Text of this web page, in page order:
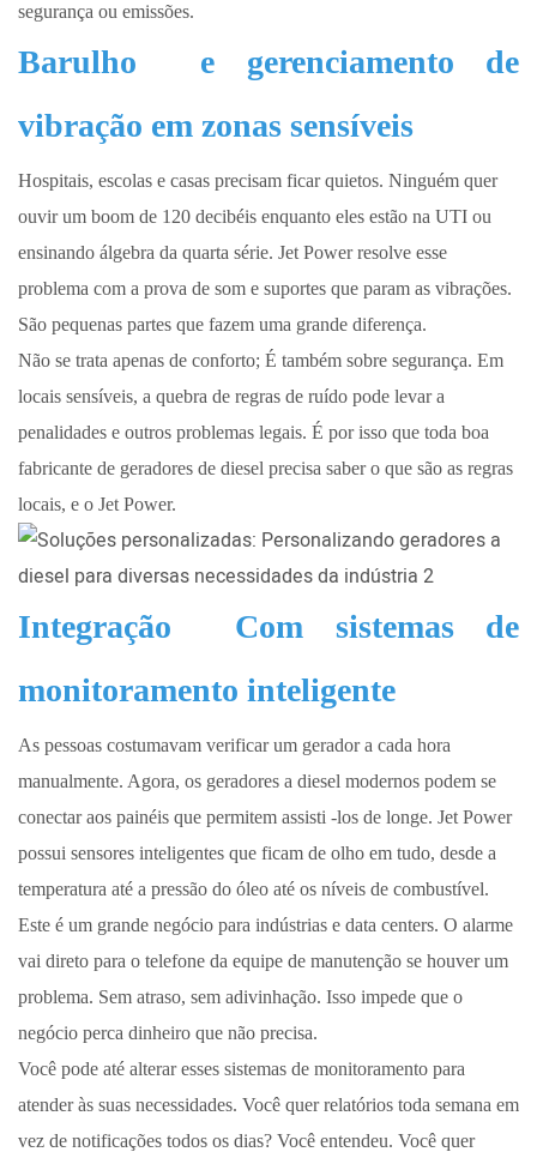
segurança ou emissões.
Barulho
e gerenciamento de
vibração em zonas sensíveis
Hospitais, escolas e casas precisam ficar quietos. Ninguém quer
ouvir um boom de 120 decibéis enquanto eles estão na UTI ou
ensinando álgebra da quarta série. Jet Power resolve esse
problema com a prova de som e suportes que param as vibrações.
São pequenas partes que fazem uma grande diferença.
Não se trata apenas de conforto; É também sobre segurança. Em
locais sensíveis, a quebra de regras de ruído pode levar a
penalidades e outros problemas legais. É por isso que toda boa
fabricante de geradores de diesel precisa saber o que são as regras
locais, e o Jet Power.
Integração
Com sistemas de
monitoramento inteligente
As pessoas costumavam verificar um gerador a cada hora
manualmente. Agora, os geradores a diesel modernos podem se
conectar aos painéis que permitem assisti -los de longe. Jet Power
possui sensores inteligentes que ficam de olho em tudo, desde a
temperatura até a pressão do óleo até os níveis de combustível.
Este é um grande negócio para indústrias e data centers. O alarme
vai direto para o telefone da equipe de manutenção se houver um
problema. Sem atraso, sem adivinhação. Isso impede que o
negócio perca dinheiro que não precisa.
Você pode até alterar esses sistemas de monitoramento para
atender às suas necessidades. Você quer relatórios toda semana em
vez de notificações todos os dias? Você entendeu. Você quer